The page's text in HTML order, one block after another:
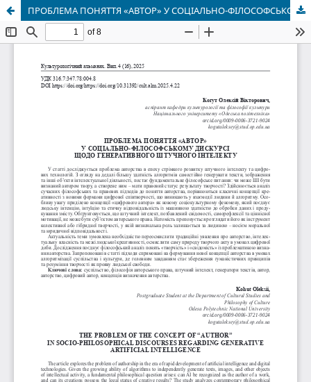
ПРОБЛЕМА ПОНЯТТЯ «АВТОР» У СОЦІАЛЬНО-ФІЛОСОФСЬКОМУ ДИСКУРСІ ЩОДО ГЕНЕРАТИВНОГО ШТУЧНОГО ІНТЕЛЕКТУ